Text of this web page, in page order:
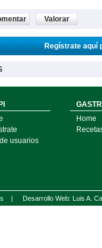
Valorar
Regístrate aquí
usuarios
Home
| Desarrollo Web: Luis